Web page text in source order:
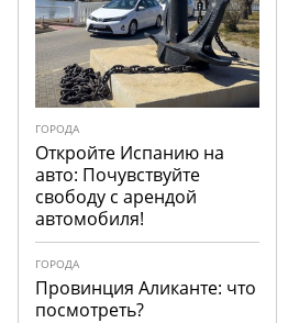
ГОРОДА
Откройте Испанию на
авто: Почувствуйте
свободу с арендой
автомобиля!
ГОРОДА
Провинция Аликанте: что
посмотреть?